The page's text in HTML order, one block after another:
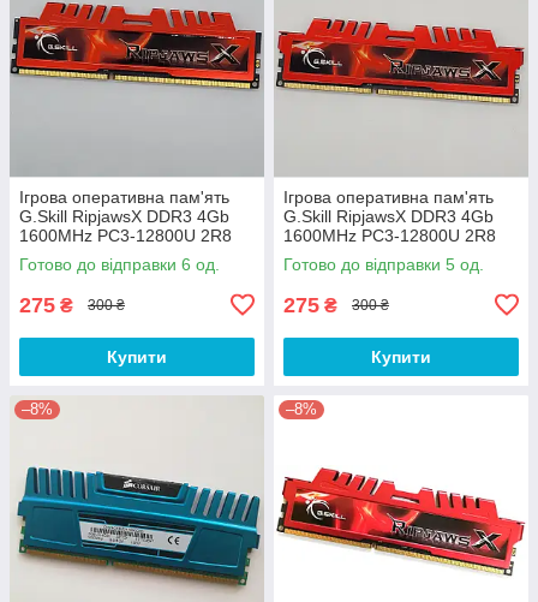
Ігрова оперативна пам'ять
G.Skill RipjawsX DDR3 4Gb
1600MHz PC3-12800U 2R8
CL9 (F3-12800CL9D-8GBXL)
Б/В
Готово до відправки 6 од.
275 ₴ 300 ₴
Купити
Ігрова оперативна пам'ять
G.Skill RipjawsX DDR3 4Gb
1600MHz PC3-12800U 2R8
CL9 (F3-12800CL9Q-
16GBXL) Б/В
Готово до відправки 5 од.
275 ₴ 300 ₴
Купити
–8% –8%